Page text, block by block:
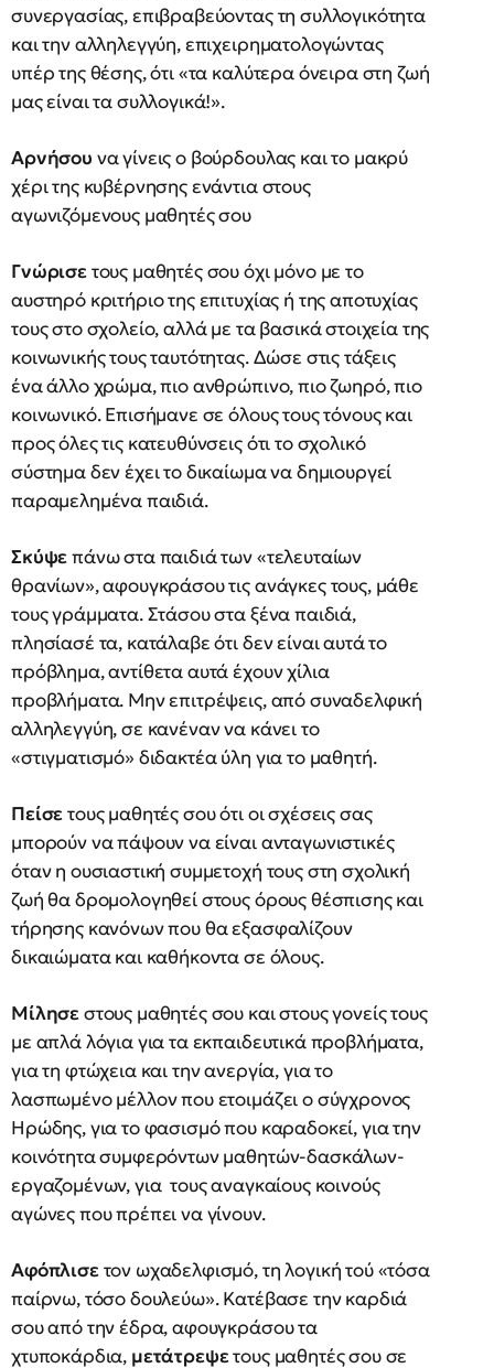
συνεργασίας, επιβραβεύοντας τη συλλογικότητα
και την αλληλεγγύη, επιχειρηματολογώντας
υπέρ της θέσης, ότι «τα καλύτερα όνειρα στη ζωή
μας είναι τα συλλογικά!».
Αρνήσου να γίνεις ο βούρδουλας και το μακρύ
χέρι της κυβέρνησης ενάντια στους
αγωνιζόμενους μαθητές σου
Γνώρισετους μαθητές σου όχι μόνο με το
αυστηρό κριτήριο της επιτυχίας ή της αποτυχίας
τους στο σχολείο, αλλά με τα βασικά στοιχεία της
κοινωνικής τους ταυτότητας. Δώσε στις τάξεις
ένα άλλο χρώμα, πιο ανθρώπινο, πιο ζωηρό, πιο
κοινωνικό. Επισήμανε σε όλους τους τόνους και
προς όλες τις κατευθύνσεις ότι το σχολικό
σύστημα δεν έχει το δικαίωμα να δημιουργεί
παραμελημένα παιδιά.
Σκύψεπάνω στα παιδιά των «τελευταίων
θρανίων», αφουγκράσου τις ανάγκες τους, μάθε
τους γράμματα. Στάσου στα ξένα παιδιά,
πλησίασέ τα, κατάλαβε ότι δεν είναι αυτά το
πρόβλημα, αντίθετα αυτά έχουν χίλια
προβλήματα. Μην επιτρέψεις, από συναδελφική
αλληλεγγύη, σε κανέναν να κάνει το
«στιγματισμό» διδακτέα ύλη για το μαθητή.
Πείσετους μαθητές σου ότι οι σχέσεις σας
μπορούν να πάψουν να είναι ανταγωνιστικές
όταν η ουσιαστική συμμετοχή τους στη σχολική
ζωή θα δρομολογηθεί στους όρους θέσπισης και
τήρησης κανόνων που θα εξασφαλίζουν
δικαιώματα και καθήκοντα σε όλους.
Μίλησεστους μαθητές σου και στους γονείς τους
με απλά λόγια για τα εκπαιδευτικά προβλήματα,
για τη φτώχεια και την ανεργία, για το
λασπωμένο μέλλον που ετοιμάζει ο σύγχρονος
Ηρώδης, για το φασισμό που καραδοκεί, για την
κοινότητα συμφερόντων μαθητών-δασκάλων-
εργαζομένων, για τους αναγκαίους κοινούς
αγώνες που πρέπει να γίνουν.
Αφόπλισετον ωχαδελφισμό, τη λογική τού «τόσα
παίρνω, τόσο δουλεύω». Κατέβασε την καρδιά
σου από την έδρα, αφουγκράσου τα
χτυποκάρδια, μετάτρεψετους μαθητές σου σε